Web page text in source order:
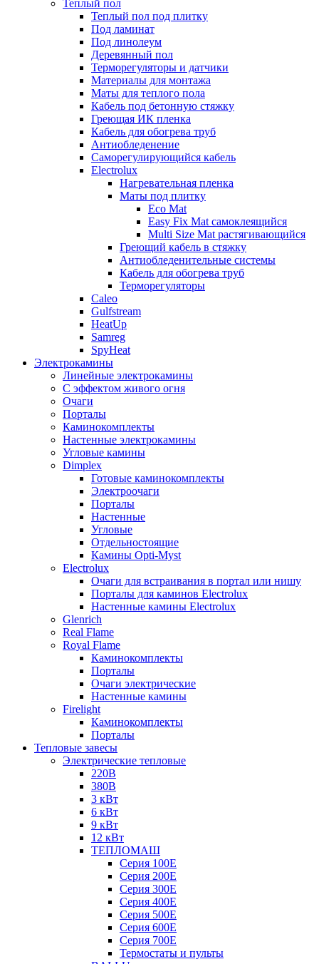
Теплый пол
Теплый пол под плитку
Под ламинат
Под линолеум
Деревянный пол
Терморегуляторы и датчики
Материалы для монтажа
Маты для теплого пола
Кабель под бетонную стяжку
Греющая ИК пленка
Кабель для обогрева труб
Антиобледенение
Саморегулирующийся кабель
Electrolux
Нагревательная пленка
Маты под плитку
Eco Mat
Easy Fix Mat самоклеящийся
Multi Size Mat растягивающийся
Греющий кабель в стяжку
Антиобледенительные системы
Кабель для обогрева труб
Терморегуляторы
Caleo
Gulfstream
HeatUp
Samreg
SpyHeat
Электрокамины
Линейные электрокамины
С эффектом живого огня
Очаги
Порталы
Каминокомплекты
Настенные электрокамины
Угловые камины
Dimplex
Готовые каминокомплекты
Электроочаги
Порталы
Настенные
Угловые
Отдельностоящие
Камины Opti-Myst
Electrolux
Очаги для встраивания в портал или нишу
Порталы для каминов Electrolux
Настенные камины Electrolux
Glenrich
Rеal Flame
Royal Flame
Каминокомплекты
Порталы
Очаги электрические
Настенные камины
Firelight
Каминокомплекты
Порталы
Тепловые завесы
Электрические тепловые
220В
380В
3 кВт
6 кВт
9 кВт
12 кВт
ТЕПЛОМАШ
Серия 100E
Серия 200E
Серия 300E
Серия 400E
Серия 500E
Серия 600E
Серия 700E
Термостаты и пульты